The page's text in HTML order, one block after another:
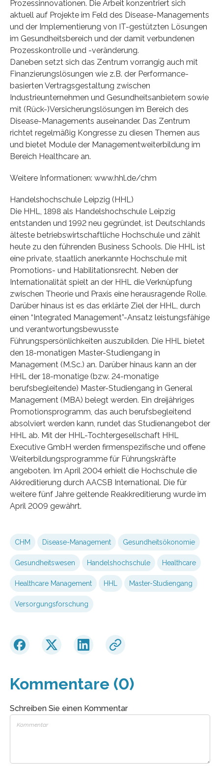
Prozessinnovationen. Die Arbeit konzentriert sich
aktuell auf Projekte im Feld des Disease-Managements
und der Implementierung von IT-gestützten Lösungen
im Gesundheitsbereich und der damit verbundenen
Prozesskontrolle und -veränderung.
Daneben setzt sich das Zentrum vorrangig auch mit
Finanzierungslösungen wie z.B. der Performance-
basierten Vertragsgestaltung zwischen
Industrieunternehmen und Gesundheitsanbietern sowie
mit (Rück-)Versicherungslösungen im Bereich des
Disease-Managements auseinander. Das Zentrum
richtet regelmäßig Kongresse zu diesen Themen aus
und bietet Module der Managementweiterbildung im
Bereich Healthcare an.
Weitere Informationen: www.hhl.de/chm
Handelshochschule Leipzig (HHL)
Die HHL, 1898 als Handelshochschule Leipzig
entstanden und 1992 neu gegründet, ist Deutschlands
älteste betriebswirtschaftliche Hochschule und zählt
heute zu den führenden Business Schools. Die HHL ist
eine private, staatlich anerkannte Hochschule mit
Promotions- und Habilitationsrecht. Neben der
Internationalität spielt an der HHL die Verknüpfung
zwischen Theorie und Praxis eine herausragende Rolle.
Darüber hinaus ist es das erklärte Ziel der HHL, durch
einen “Integrated Management”-Ansatz leistungsfähige
und verantwortungsbewusste
Führungspersönlichkeiten auszubilden. Die HHL bietet
den 18-monatigen Master-Studiengang in
Management (M.Sc.) an. Darüber hinaus kann an der
HHL der 18-monatige (bzw. 24-monatige
berufsbegleitende) Master-Studiengang in General
Management (MBA) belegt werden. Ein dreijähriges
Promotionsprogramm, das auch berufsbegleitend
absolviert werden kann, rundet das Studienangebot der
HHL ab. Mit der HHL-Tochtergesellschaft HHL
Executive GmbH werden firmenspezifische und offene
Weiterbildungsprogramme für Führungskräfte
angeboten. Im April 2004 erhielt die Hochschule die
Akkreditierung durch AACSB International. Die für
weitere fünf Jahre geltende Reakkreditierung wurde im
April 2009 gewährt.
CHM Disease-Management Gesundheitsökonomie
Gesundheitswesen Handelshochschule Healthcare
Healthcare Management HHL Master-Studiengang
Versorgungsforschung
Kommentare (0)
Schreiben Sie einen Kommentar